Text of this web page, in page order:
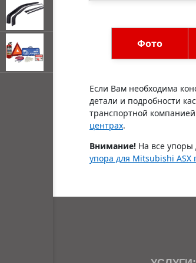
меню по
наведении
Фото
Если Вам необходима
детали и подробности
транспортной
центрах.
Внимание! На все
упора для Mitsubishi ASX